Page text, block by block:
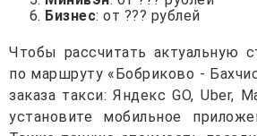
Бизнес: от ??? рублей
Чтобы рассчитать актуальную
по маршруту «Бобриково -
заказа такси: Яндекс GO, Uber,
установите мобильное